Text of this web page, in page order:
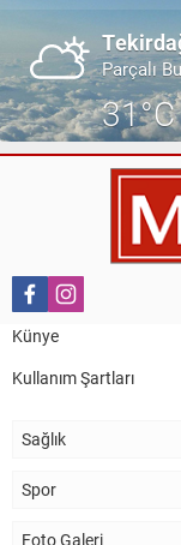
Parçalı
31°C
Künye
Kullanım Şartları
Sağlık
Spor
Foto Galeri